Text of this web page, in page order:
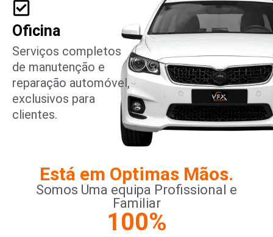
Oficina
Serviços completos
de manutenção e
reparação automóvel,
exclusivos para
clientes.
Está em Optimas Mãos.
Somos Uma equipa Profissional e
Familiar
100%